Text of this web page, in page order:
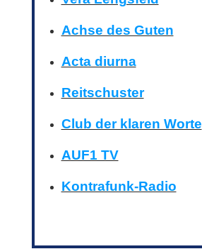
Achse des Guten
Acta diurna
Reitschuster
Club der klaren Worte
AUF1 TV
Kontrafunk-Radio